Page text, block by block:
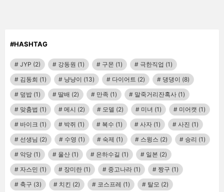
#HASHTAG
JYP (2) 강동원 (1) 구몬 (1) 극한직업 (1)
김동희 (1) 냥냥이 (13) 다이어트 (2) 댕댕이 (8)
덮밥 (1) 딸배 (2) 만족 (1) 말죽거리잔혹사 (1)
맞춤법 (1) 메시 (2) 모델 (2) 미녀 (1) 미어캣 (1)
바이크 (1) 박쥐 (1) 복수 (1) 사자 (1) 사진 (1)
선생님 (2) 수영 (1) 숙제 (1) 스윙스 (2) 승리 (1)
악당 (1) 울산 (1) 은하수길 (1) 일본 (2)
자스민 (1) 장미란 (1) 중고나라 (1) 짱구 (1)
축구 (3) 치킨 (2) 코스프레 (1) 탈모 (2)